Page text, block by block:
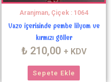
Aranjman, Çiçek : 1064
Vazo içerisinde pembe lilyum ve
kırmızı güller
₺ 210,00 + KDV
Sepete Ekle